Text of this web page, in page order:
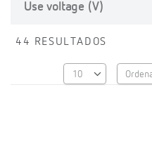
Use voltage (V)
44 RESULTADOS